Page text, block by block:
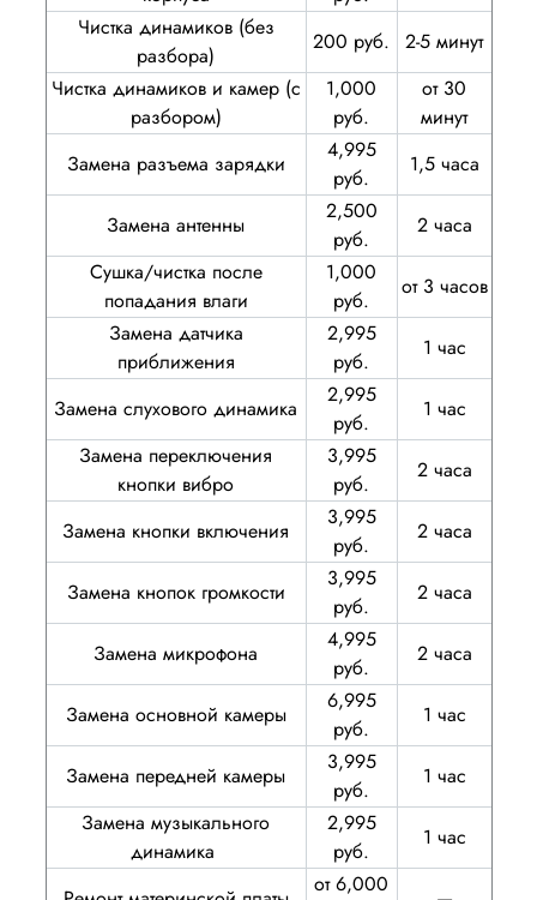
Чистка динамиков (без
разбора)
200 руб.
2-5 минут
Чистка динамиков и камер (с
разбором)
1,000
руб.
от 30
минут
Замена разъема зарядки
4,995
руб.
1,5 часа
Замена антенны
2,500
руб.
2 часа
Сушка/чистка после
попадания влаги
1,000
руб.
от 3 часов
Замена датчика
приближения
2,995
руб.
1 час
Замена слухового динамика
2,995
руб.
1 час
Замена переключения
кнопки вибро
3,995
руб.
2 часа
Замена кнопки включения
3,995
руб.
2 часа
Замена кнопок громкости
3,995
руб.
2 часа
Замена микрофона
4,995
руб.
2 часа
Замена основной камеры
6,995
руб.
1 час
Замена передней камеры
3,995
руб.
1 час
Замена музыкального
динамика
2,995
руб.
1 час
от 6,000